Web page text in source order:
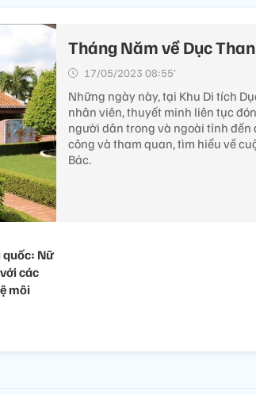
Tháng Năm về Dục
17/05/2023 08:55’
Những ngày này, tại Khu Di tích
nhân viên, thuyết minh liên tục
người dân trong và ngoài tỉnh đến
công và tham quan, tìm hiểu về
Bác.
quốc: Nữ
các
môi